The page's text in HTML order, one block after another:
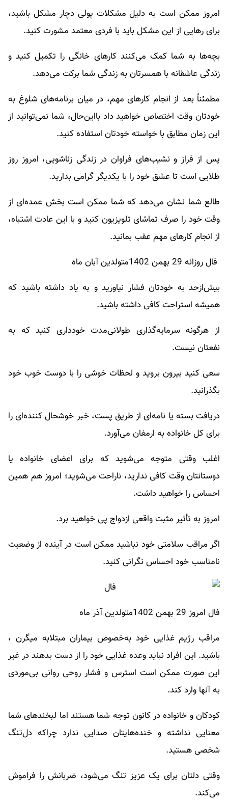
امروز ممکن است به دلیل مشکلات پولی دچار مشکل باشید،
برای رهایی از این مشکل باید با فردی معتمد مشورت کنید.
بچه‌ها به شما کمک می‌کنند کارهای خانگی را تکمیل کنید و
زندگی عاشقانه با همسرتان به زندگی شما برکت می‌دهد.
مطمئناً بعد از انجام کارهای مهم، در میان برنامه‌های شلوغ به
خودتان وقت اختصاص خواهید داد بااین‌حال، شما نمی‌توانید از
این زمان مطابق با خواسته خودتان استفاده کنید.
پس از فراز و نشیب‌های فراوان در زندگی زناشویی، امروز روز
طلایی است تا عشق خود را با یکدیگر گرامی بدارید.
طالع شما نشان می‌دهد که شما ممکن است بخش عمده‌ای از
وقت خود را صرف تماشای تلویزیون کنید و با این عادت اشتباه،
از انجام کارهای مهم عقب بمانید.
فال روزانه 29 بهمن 1402متولدین آبان ماه
بیش‌ازحد به خودتان فشار نیاورید و به یاد داشته باشید که
همیشه استراحت کافی داشته باشید.
از هرگونه سرمایه‌گذاری طولانی‌مدت خودداری کنید که به
نفعتان نیست.
سعی کنید بیرون بروید و لحظات خوشی را با دوست خوب خود
بگذرانید.
دریافت بسته یا نامه‌ای از طریق پست، خبر خوشحال کننده‌ای را
برای کل خانواده به ارمغان می‌آورد.
اغلب وقتی متوجه می‌شوید که برای اعضای خانواده یا
دوستانتان وقت کافی ندارید، ناراحت می‌شوید؛ امروز هم همین
احساس را خواهید داشت.
امروز به تأثیر مثبت واقعی ازدواج پی خواهید برد.
اگر مراقب سلامتی خود نباشید ممکن است در آینده از وضعیت
نامناسب خود احساس نگرانی کنید.
فال امروز 29 بهمن 1402متولدین آذر ماه
مراقب رژیم غذایی خود به‌خصوص بیماران مبتلابه میگرن ،
باشید. این افراد نباید وعده غذایی خود را از دست بدهند در غیر
این صورت ممکن است استرس و فشار روحی روانی بی‌موردی
به آنها وارد کند.
کودکان و خانواده در کانون توجه شما هستند اما لبخندهای شما
معنایی نداشته و خنده‌هایتان صدایی ندارد چراکه دل‌تنگ
شخصی هستید.
وقتی دلتان برای یک عزیز تنگ می‌شود، ضربانش را فراموش
می‌کند.